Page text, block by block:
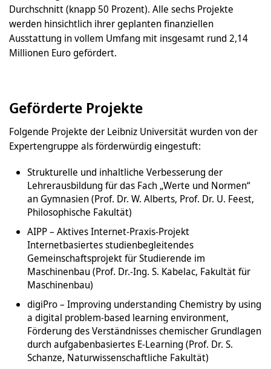
Durchschnitt (knapp 50 Prozent). Alle sechs Projekte
werden hinsichtlich ihrer geplanten finanziellen
Ausstattung in vollem Umfang mit insgesamt rund 2,14
Millionen Euro gefördert.
Geförderte Projekte
Folgende Projekte der Leibniz Universität wurden von der
Expertengruppe als förderwürdig eingestuft:
Strukturelle und inhaltliche Verbesserung der
Lehrerausbildung für das Fach „Werte und Normen“
an Gymnasien (Prof. Dr. W. Alberts, Prof. Dr. U. Feest,
Philosophische Fakultät)
AIPP – Aktives Internet-Praxis-Projekt
Internetbasiertes studienbegleitendes
Gemeinschaftsprojekt für Studierende im
Maschinenbau (Prof. Dr.-Ing. S. Kabelac, Fakultät für
Maschinenbau)
digiPro – Improving understanding Chemistry by using
a digital problem-based learning environment,
Förderung des Verständnisses chemischer Grundlagen
durch aufgabenbasiertes E-Learning (Prof. Dr. S.
Schanze, Naturwissenschaftliche Fakultät)